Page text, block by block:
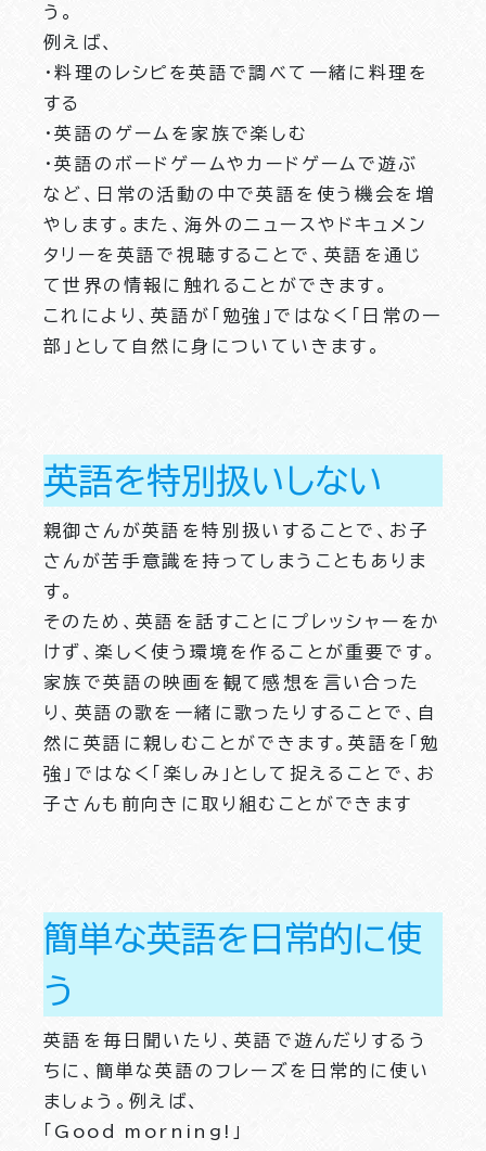
う。
例えば、
・料理のレシピを英語で調べて一緒に料理を
する
・英語のゲームを家族で楽しむ
・英語のボードゲームやカードゲームで遊ぶ
など、日常の活動の中で英語を使う機会を増
やします。また、海外のニュースやドキュメン
タリーを英語で視聴することで、英語を通じ
て世界の情報に触れることができます。
これにより、英語が「勉強」ではなく「日常の一
部」として自然に身についていきます。
英語を特別扱いしない
親御さんが英語を特別扱いすることで、お子
さんが苦手意識を持ってしまうこともありま
す。
そのため、英語を話すことにプレッシャーをか
けず、楽しく使う環境を作ることが重要です。
家族で英語の映画を観て感想を言い合った
り、英語の歌を一緒に歌ったりすることで、自
然に英語に親しむことができます。英語を「勉
強」ではなく「楽しみ」として捉えることで、お
子さんも前向きに取り組むことができます
簡単な英語を日常的に使
う
英語を毎日聞いたり、英語で遊んだりするう
ちに、簡単な英語のフレーズを日常的に使い
ましょう。例えば、
「Good morning!」